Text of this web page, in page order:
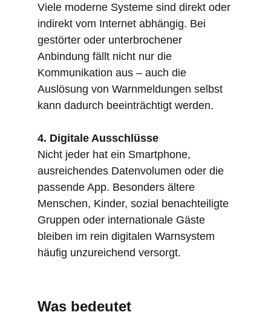
Viele moderne Systeme sind direkt oder
indirekt vom Internet abhängig. Bei
gestörter oder unterbrochener
Anbindung fällt nicht nur die
Kommunikation aus – auch die
Auslösung von Warnmeldungen selbst
kann dadurch beeinträchtigt werden.
4. Digitale Ausschlüsse
Nicht jeder hat ein Smartphone,
ausreichendes Datenvolumen oder die
passende App. Besonders ältere
Menschen, Kinder, sozial benachteiligte
Gruppen oder internationale Gäste
bleiben im rein digitalen Warnsystem
häufig unzureichend versorgt.
Was bedeutet